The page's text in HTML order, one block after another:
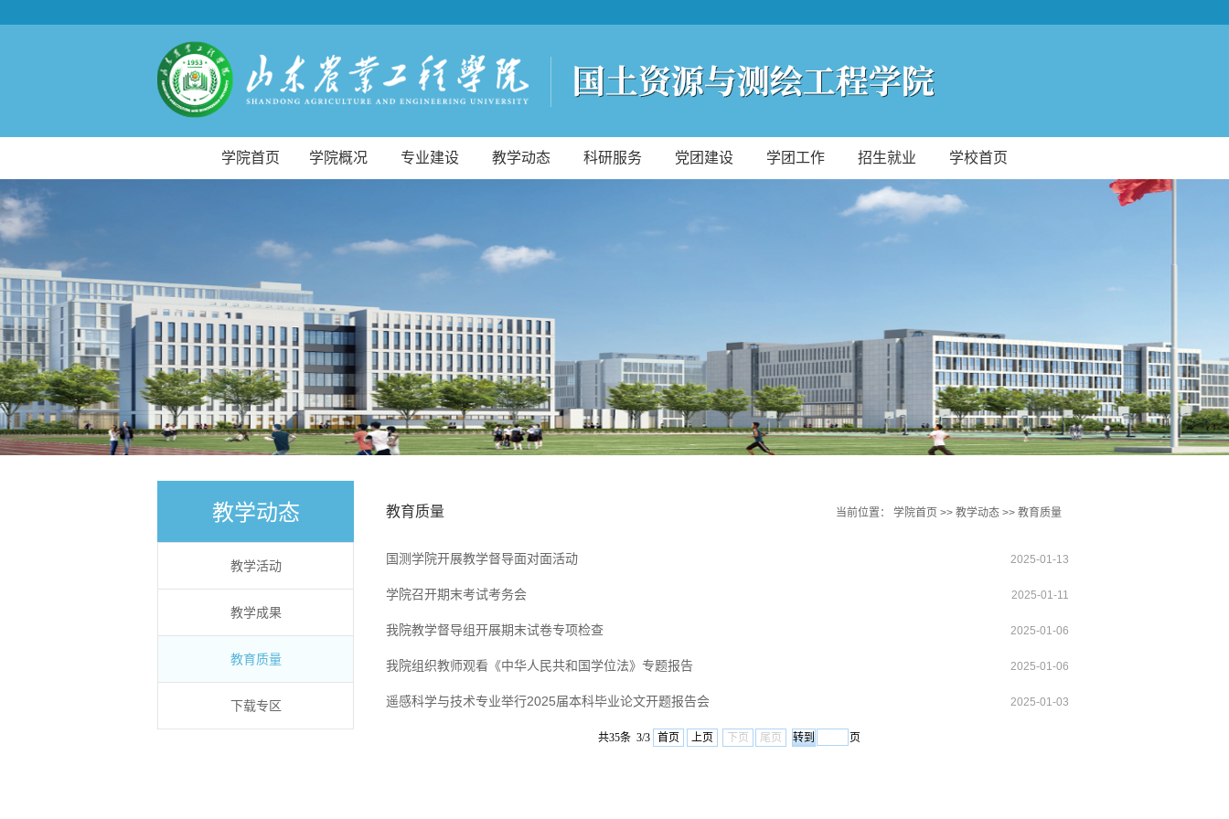
学院首页 学院概况 专业建设 教学动态 科研服务 党团建设 学团工作 招生就业 学校首页
教学动态
教学活动
教学成果
教育质量
下载专区
教育质量 当前位置： 学院首页 >> 教学动态 >> 教育质量
国测学院开展教学督导面对面活动 2025-01-13
学院召开期末考试考务会 2025-01-11
我院教学督导组开展期末试卷专项检查 2025-01-06
我院组织教师观看《中华人民共和国学位法》专题报告 2025-01-06
遥感科学与技术专业举行2025届本科毕业论文开题报告会 2025-01-03
共35条 3/3 首页 上页 下页 尾页 页